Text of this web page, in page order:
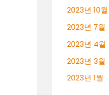
2023년 10월
2023년 7월
2023년 4월
2023년 3월
2023년 1월